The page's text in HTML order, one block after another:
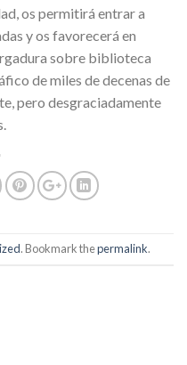
os permitirá entrar a
y os favorecerá en
sobre biblioteca
de miles de decenas de
pero desgraciadamente
. Bookmark thepermalink.